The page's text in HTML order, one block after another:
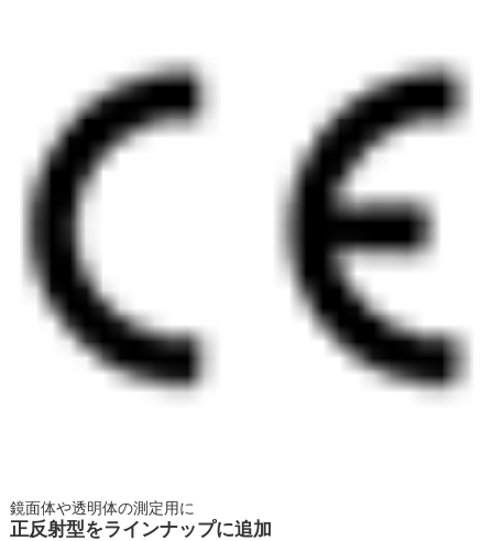
鏡面体や透明体の測定用に
正反射型をラインナップに追加